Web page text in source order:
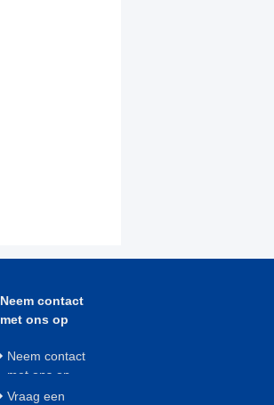
Neem contact
met ons op
Neem contact
met ons op
Vraag een